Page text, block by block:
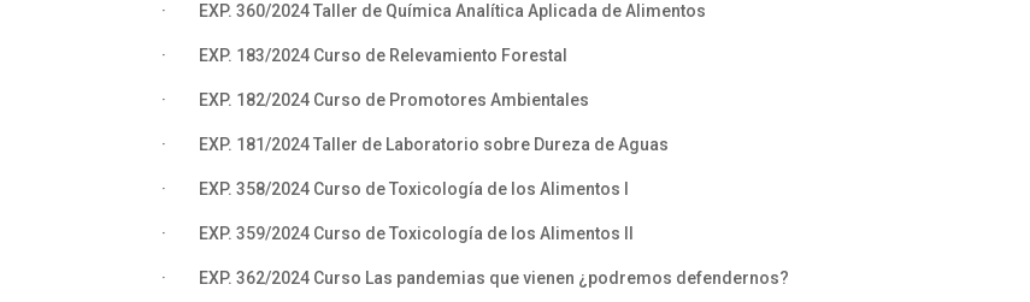
· EXP. 360/2024 Taller de Química Analítica Aplicada de Alimentos
· EXP. 183/2024 Curso de Relevamiento Forestal
· EXP. 182/2024 Curso de Promotores Ambientales
· EXP. 181/2024 Taller de Laboratorio sobre Dureza de Aguas
· EXP. 358/2024 Curso de Toxicología de los Alimentos I
· EXP. 359/2024 Curso de Toxicología de los Alimentos II
· EXP. 362/2024 Curso Las pandemias que vienen ¿podremos defendernos?